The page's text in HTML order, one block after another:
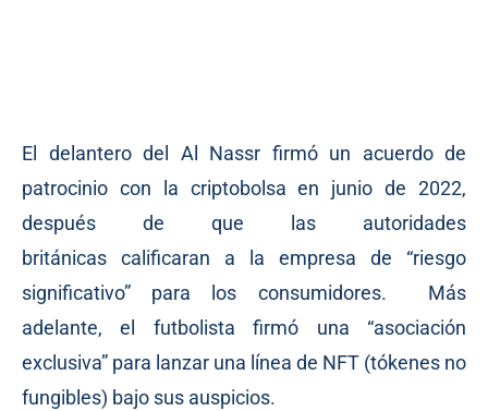
El delantero del Al Nassr firmó un acuerdo de
patrocinio con la criptobolsa en junio de 2022,
después de que las autoridades
británicas calificaran a la empresa de “riesgo
significativo” para los consumidores. Más
adelante, el futbolistafirmó una “asociación
exclusiva” para lanzar una línea de NFT (tókenes no
fungibles) bajo sus auspicios.